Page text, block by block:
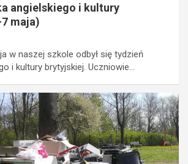
angielskiego i kultury
maja)
w naszej szkole odbył się tydzień
i kultury brytyjskiej. Uczniowie…